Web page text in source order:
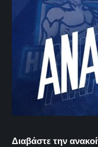
Διαβάστε την